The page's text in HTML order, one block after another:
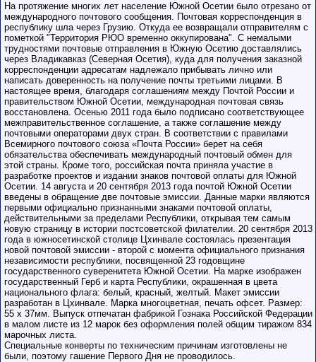
На протяжение многих лет население Южной Осетии было отрезано от
международного почтового сообщения. Почтовая корреспонденция в
республику шла через Грузию. Откуда ее возвращали отправителям с
пометкой "Территория РЮО временно оккупирована". С немалыми
трудностями почтовые отправления в Южную Осетию доставлялись
через Владикавказ (Северная Осетия), куда для получения заказной
корреспонденции адресатам надлежало прибывать лично или
написать доверенность на получение почты третьими лицами. В
настоящее время, благодаря соглашениям между Почтой России и
правительством Южной Осетии, международная почтовая связь
восстановлена. Осенью 2011 года было подписано соответствующее
межправительственное соглашение, а также соглашение между
почтовыми операторами двух стран. В соответствии с правилами
Всемирного почтового союза «Почта России» берет на себя
обязательства обеспечивать международный почтовый обмен для
этой страны. Кроме того, российская почта приняла участие в
разработке проектов и издании знаков почтовой оплаты для Южной
Осетии. 14 августа и 20 сентября 2013 года почтой Южной Осетии
введены в обращение две почтовые эмиссии. Данные марки являются
первыми официально признанными знаками почтовой оплаты,
действительными за пределами Республики, открывая тем самым
новую страницу в истории постсоветской филателии. 20 сентября 2013
года в южносетинской столице Цхинвале состоялась презентация
новой почтовой эмиссии - второй с момента официального признания
независимости республики, посвященной 23 годовщине
государственного суверенитета Южной Осетии. На марке изображен
государственный Герб и карта Республики, окрашенная в цвета
национального флага: белый, красный, желтый. Макет эмиссии
разработан в Цхинвале. Марка многоцветная, печать офсет. Размер:
55 х 37мм. Выпуск отпечатан фабрикой Гознака Российской Федерации
в малом листе из 12 марок без оформления полей общим тиражом 834
марочных листа.
Специальные конверты по техническим причинам изготовлены не
были, поэтому гашение Первого Дня не проводилось.